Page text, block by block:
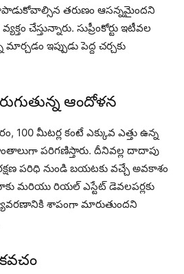
తరుణం ఆసన్నమైందని
చేస్తున్నారు. సుప్రీంకోర్టు ఇటీవల
ఇప్పుడు పెద్ద చర్చకు
ఆందోళన
100 మీటర్ల కంటే ఎక్కువ ఎత్తు ఉన్న
పరిగణిస్తారు. దీనివల్ల దాదాపు
పరిధి నుండి బయటకు వచ్చే అవకాశం
మరియు రియల్ ఎస్టేట్ డెవలపర్లకు
శాపంగా మారుతుందని